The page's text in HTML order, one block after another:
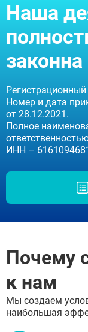
Наша
законна
Номер и дата
от 28.12.2021.
Полное
ИНН –
Почему
к нам
Мы создаем
наибольшая